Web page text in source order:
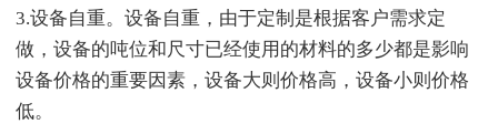
3.设备自重。设备自重，由于定制是根据客户需求定
做，设备的吨位和尺寸已经使用的材料的多少都是影响
设备价格的重要因素，设备大则价格高，设备小则价格
低。